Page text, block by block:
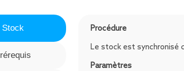
Stock Procédure
Le stock est synchronisé
Paramètres